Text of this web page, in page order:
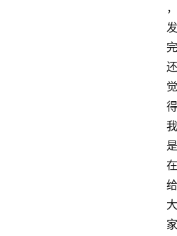
，
发
完
还
觉
得
我
是
在
给
大
家